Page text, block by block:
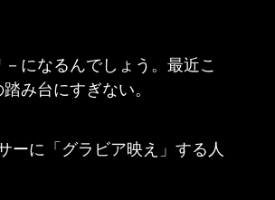
になるんでしょう。最近こ
み台にすぎない。
ーに「グラビア映え」する人